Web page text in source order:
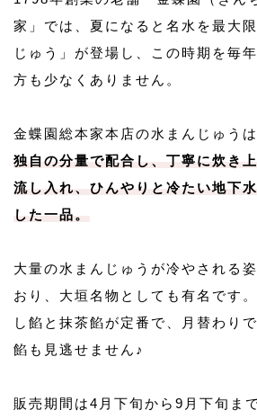
家」では、夏になると名水を最大
じゅう」が登場し、この時期を毎
方も少なくありません。
金蝶園総本家本店の水まんじゅうは
独自の分量で配合し、丁寧に炊き
流し入れ、ひんやりと冷たい地下
した一品。
大量の水まんじゅうが冷やされる
おり、大垣名物としても有名です
し餡と抹茶餡が定番で、月替わり
餡も見逃せません♪
販売期間は4月下旬から9月下旬ま